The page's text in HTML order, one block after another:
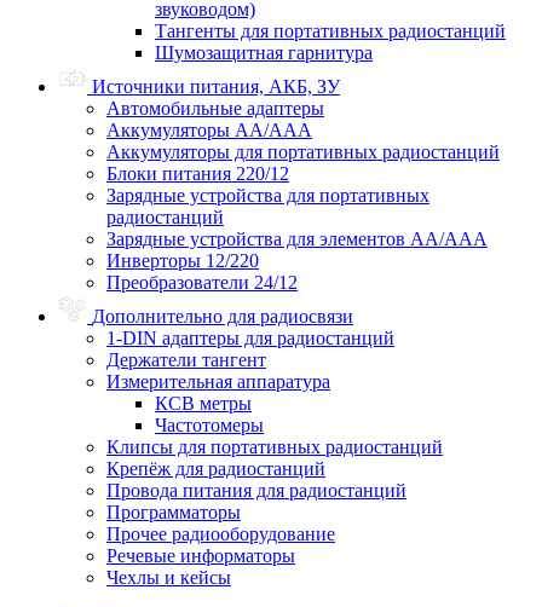
звуководом)
Тангенты для портативных радиостанций
Шумозащитная гарнитура
Источники питания, АКБ, ЗУ
Автомобильные адаптеры
Аккумуляторы АА/ААА
Аккумуляторы для портативных радиостанций
Блоки питания 220/12
Зарядные устройства для портативных
радиостанций
Зарядные устройства для элементов АА/ААА
Инверторы 12/220
Преобразователи 24/12
Дополнительно для радиосвязи
1-DIN адаптеры для радиостанций
Держатели тангент
Измерительная аппаратура
КСВ метры
Частотомеры
Клипсы для портативных радиостанций
Крепёж для радиостанций
Провода питания для радиостанций
Программаторы
Прочее радиооборудование
Речевые информаторы
Чехлы и кейсы